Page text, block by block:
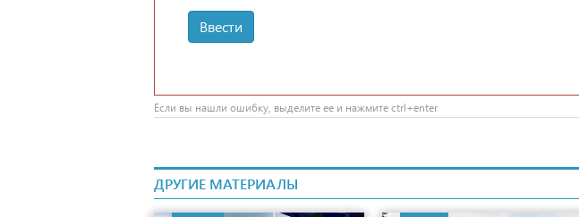
Ввести
Если вы нашли ошибку, выделите ее и нажмите ctrl+enter
ДРУГИЕ МАТЕРИАЛЫ